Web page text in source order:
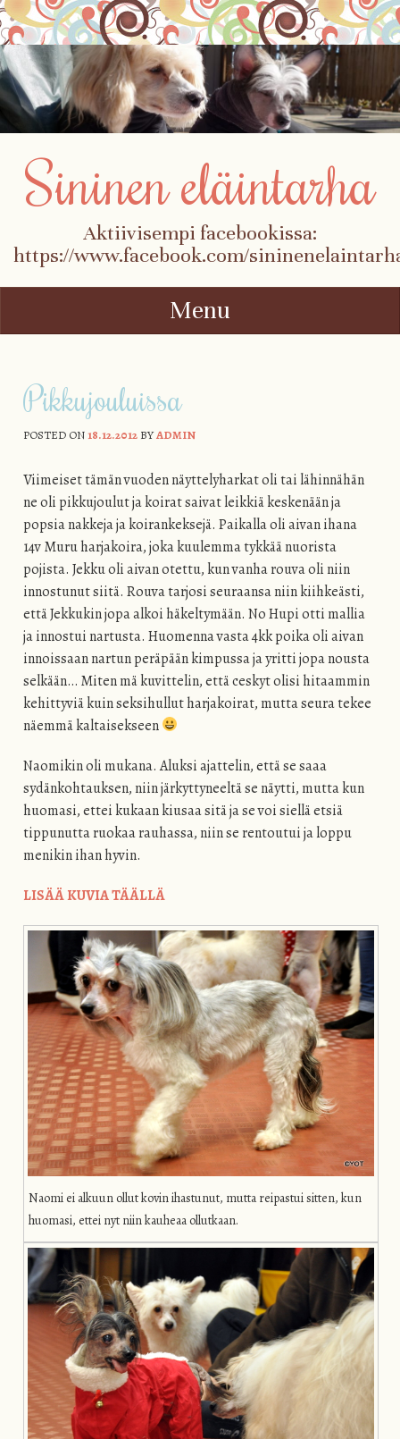
Sininen eläintarha
Aktiivisempi facebookissa:
https://www.facebook.com/
Menu
Pikkujouluissa
POSTED ON18.12.2012BYADMIN
Viimeiset tämän vuoden näyttelyharkat oli tai lähinnähän
ne oli pikkujoulut ja koirat saivat leikkiä keskenään ja
popsia nakkeja ja koirankeksejä. Paikalla oli aivan ihana
14v Muru harjakoira, joka kuulemma tykkää nuorista
pojista. Jekku oli aivan otettu, kun vanha rouva oli niin
innostunut siitä. Rouva tarjosi seuraansa niin kiihkeästi,
että Jekkukin jopa alkoi häkeltymään. No Hupi otti mallia
ja innostui nartusta. Huomenna vasta 4kk poika oli aivan
innoissaan nartun peräpään kimpussa ja yritti jopa nousta
selkään… Miten mä kuvittelin, että ceskyt olisi hitaammin
kehittyviä kuin seksihullut harjakoirat, mutta seura tekee
näemmä kaltaisekseen
Naomikin oli mukana. Aluksi ajattelin, että se saaa
sydänkohtauksen, niin järkyttyneeltä se näytti, mutta kun
huomasi, ettei kukaan kiusaa sitä ja se voi siellä etsiä
tippunutta ruokaa rauhassa, niin se rentoutui ja loppu
menikin ihan hyvin.
LISÄÄ KUVIA TÄÄLLÄ
Naomi ei alkuun ollut kovin ihastunut, mutta reipastui sitten, kun
huomasi, ettei nyt niin kauheaa ollutkaan.